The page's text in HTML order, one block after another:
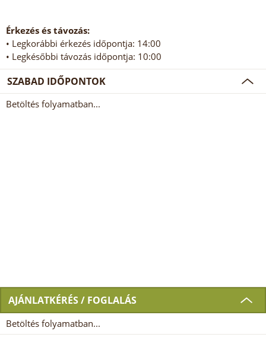
Érkezés és távozás:
• Legkorábbi érkezés időpontja: 14:00
• Legkésőbbi távozás időpontja: 10:00
SZABAD IDŐPONTOK
Betöltés folyamatban...
AJÁNLATKÉRÉS / FOGLALÁS
Betöltés folyamatban...